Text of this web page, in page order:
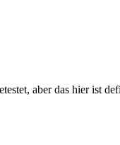
aber das hier ist